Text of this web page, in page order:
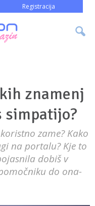
Registracija
znamenj
simpatijo?
zame? Kako
na portalu? Kje to
dobiš v
do ona-